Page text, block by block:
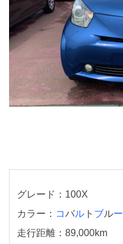
グレード：100X
カラー： コバル ト ブルー
走行距離：89,000km